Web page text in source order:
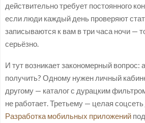
действительно требует постоянного
если люди каждый день проверяют
записываются к вам в три часа ночи —
серьёзно.
И тут возникает закономерный вопрос:
получить? Одному нужен личный
другому — каталог с дурацким
не работает. Третьему — целая соцсеть
Разработка мобильных приложений